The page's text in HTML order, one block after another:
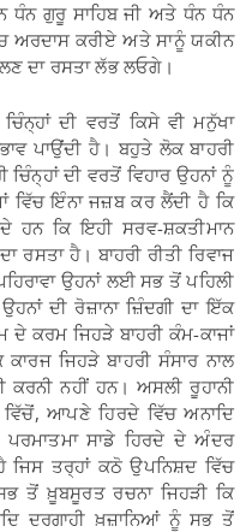
ਧੰਨ ਗੁਰੂ ਸਾਹਿਬ ਜੀ ਅਤੇ ਧੰਨ ਧੰਨ
ਅਰਦਾਸ ਕਰੀਏ ਅਤੇ ਸਾਨੂੰ ਯਕੀਨ
ਦਾ ਰਸਤਾ ਲੱਭ ਲਓਗੇ।
ਚਿੰਨ੍ਹਾਂ ਦੀ ਵਰਤੋਂ ਕਿਸੇ ਵੀ ਮਨੁੱਖਾ
ਪਾਉਂਦੀ ਹੈ। ਬਹੁਤੇ ਲੋਕ ਬਾਹਰੀ
ਦੀ ਵਰਤੋਂ ਵਿਹਾਰ ਉਹਨਾਂ ਨੂੰ
ਇੰਨਾ ਜਜ਼ਬ ਕਰ ਲੈਂਦੀ ਹੈ ਕਿ
ਹਨ ਕਿ ਇਹੀ ਸਰਵ-ਸ਼ਕਤੀਮਾਨ
ਹੈ। ਬਾਹਰੀ ਰੀਤੀ ਰਿਵਾਜ
ਉਹਨਾਂ ਲਈ ਸਭ ਤੋਂ ਪਹਿਲੀ
ਦੀ ਰੋਜ਼ਾਨਾ ਜ਼ਿੰਦਗੀ ਦਾ ਇੱਕ
ਦੇ ਕਰਮ ਜਿਹੜੇ ਬਾਹਰੀ ਕੰਮ-ਕਾਜਾਂ
ਜਿਹੜੇ ਬਾਹਰੀ ਸੰਸਾਰ ਨਾਲ
ਨਹੀਂ ਹਨ। ਅਸਲੀ ਰੂਹਾਨੀ
ਆਪਣੇ ਹਿਰਦੇ ਵਿੱਚ ਅਨਾਦਿ
ਸਾਡੇ ਹਿਰਦੇ ਦੇ ਅੰਦਰ
ਜਿਸ ਤਰ੍ਹਾਂ ਕਠੋ ਉਪਨਿਸ਼ਦ ਵਿੱਚ
ਤੋਂ ਖ਼ੂਬਸੂਰਤ ਰਚਨਾ ਜਿਹੜੀ ਕਿ
ਦਰਗਾਹੀ ਖ਼ਜ਼ਾਨਿਆਂ ਨੂੰ ਸਭ ਤੋਂ